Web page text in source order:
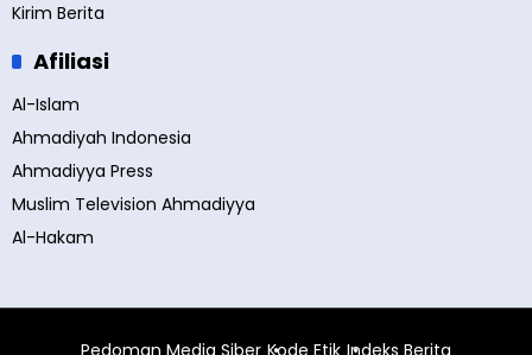
Kirim Berita
Afiliasi
Al-Islam
Ahmadiyah Indonesia
Ahmadiyya Press
Muslim Television Ahmadiyya
Al-Hakam
Pedoman Media Siber Kode Etik Indeks Berita